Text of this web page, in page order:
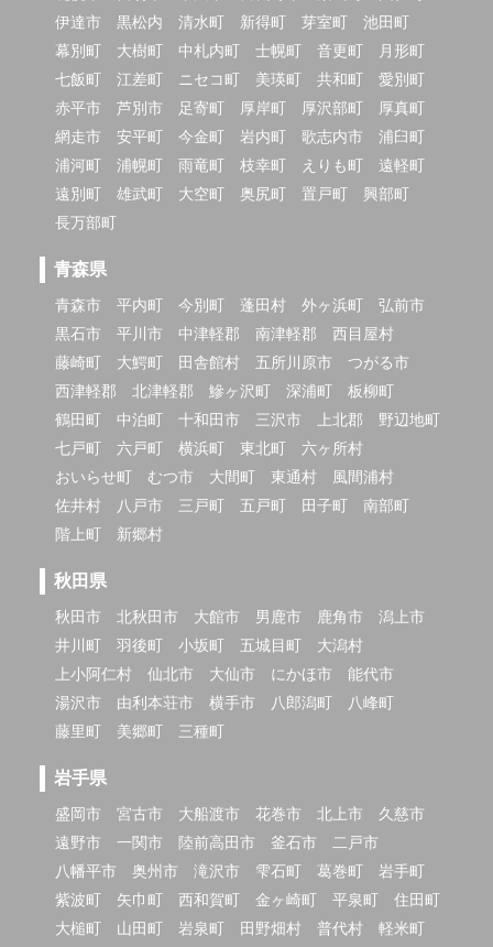
伊達市
黒松内 清水町 新得町 芽室町
池田町
幕別町
大樹町 中札内町 士幌町 音更町
月形町
七飯町
江差町 ニセコ町 美瑛町 共和町
愛別町
赤平市
芦別市 足寄町 厚岸町 厚沢部町
厚真町
網走市
安平町 今金町 岩内町 歌志内市
浦臼町
浦河町
浦幌町 雨竜町 枝幸町 えりも町
遠軽町
遠別町
雄武町 大空町 奥尻町 置戸町
興部町
長万部町
青森県
青森市 平内町 今別町 蓬田村 外ヶ浜町
弘前市
黒石市
平川市 中津軽郡 南津軽郡
西目屋村
藤崎町
大鰐町 田舎館村 五所川原市
つがる市
西津軽郡
北津軽郡 鰺ヶ沢町 深浦町
板柳町
鶴田町
中泊町 十和田市 三沢市 上北郡
野辺地町
七戸町
六戸町 横浜町 東北町
六ヶ所村
おいらせ町
むつ市 大間町 東通村
風間浦村
佐井村
八戸市 三戸町 五戸町 田子町
南部町
階上町
新郷村
秋田県
秋田市 北秋田市 大館市 男鹿市 鹿角市
潟上市
井川町
羽後町 小坂町 五城目町
大潟村
上小阿仁村
仙北市 大仙市 にかほ市
能代市
湯沢市
由利本荘市 横手市 八郎潟町
八峰町
藤里町
美郷町 三種町
岩手県
盛岡市 宮古市 大船渡市 花巻市 北上市
久慈市
遠野市
一関市 陸前高田市 釜石市
二戸市
八幡平市
奥州市 滝沢市 雫石町 葛巻町
岩手町
紫波町
矢巾町 西和賀町 金ヶ崎町 平泉町
住田町
大槌町
山田町 岩泉町 田野畑村 普代村
軽米町